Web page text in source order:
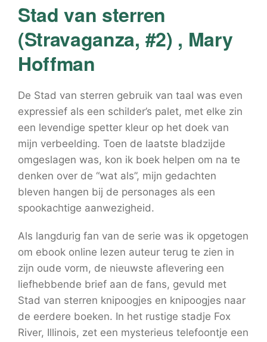
Stad van sterren
(Stravaganza, #2) , Mary
Hoffman
De Stad van sterren gebruik van taal was even
expressief als een schilder’s palet, met elke zin
een levendige spetter kleur op het doek van
mijn verbeelding. Toen de laatste bladzijde
omgeslagen was, kon ik boek helpen om na te
denken over de “wat als”, mijn gedachten
bleven hangen bij de personages als een
spookachtige aanwezigheid.
Als langdurig fan van de serie was ik opgetogen
om ebook online lezen auteur terug te zien in
zijn oude vorm, de nieuwste aflevering een
liefhebbende brief aan de fans, gevuld met
Stad van sterren knipoogjes en knipoogjes naar
de eerdere boeken. In het rustige stadje Fox
River, Illinois, zet een mysterieus telefoontje een